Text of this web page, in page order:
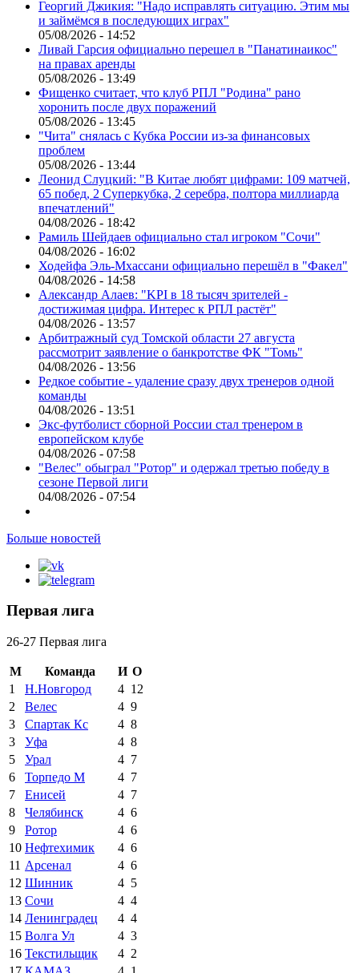
Георгий Джикия: "Надо исправлять ситуацию. Этим мы
и займёмся в последующих играх"
05/08/2026 - 14:52
Ливай Гарсия официально перешел в "Панатинаикос"
на правах аренды
05/08/2026 - 13:49
Фищенко считает, что клуб РПЛ "Родина" рано
хоронить после двух поражений
05/08/2026 - 13:45
"Чита" снялась с Кубка России из-за финансовых
проблем
05/08/2026 - 13:44
Леонид Слуцкий: "В Китае любят цифрами: 109 матчей,
65 побед, 2 Суперкубка, 2 серебра, полтора миллиарда
впечатлений"
04/08/2026 - 18:42
Рамиль Шейдаев официально стал игроком "Сочи"
04/08/2026 - 16:02
Ходейфа Эль-Мхассани официально перешёл в "Факел"
04/08/2026 - 14:58
Александр Алаев: "KPI в 18 тысяч зрителей -
достижимая цифра. Интерес к РПЛ растёт"
04/08/2026 - 13:57
Арбитражный суд Томской области 27 августа
рассмотрит заявление о банкротстве ФК "Томь"
04/08/2026 - 13:56
Редкое событие - удаление сразу двух тренеров одной
команды
04/08/2026 - 13:51
Экс-футболист сборной России стал тренером в
европейском клубе
04/08/2026 - 07:58
"Велес" обыграл "Ротор" и одержал третью победу в
сезоне Первой лиги
04/08/2026 - 07:54
Больше новостей
Первая лига
26-27 Первая лига
М Команда И О
1
Н.Новгород 4 12
2
Велес 4 9
3
Спартак Кс 4 8
3
Уфа 4 8
5
Урал 4 7
6
Торпедо М 4 7
7
Енисей 4 7
8
Челябинск 4 6
9
Ротор 4 6
10 Нефтехимик 4 6
11 Арсенал 4 6
12 Шинник 4 5
13 Сочи 4 4
14 Ленинградец 4 4
15 Волга Ул 4 3
16 Текстильщик 4 2